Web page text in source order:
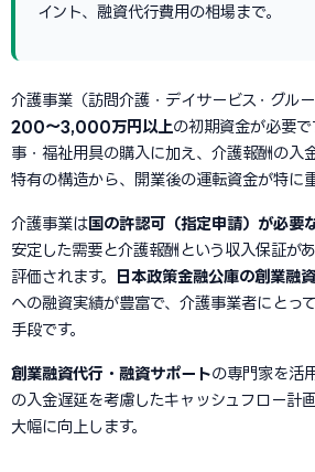
イント、融資代行費用の相場まで。
介護事業（訪問介護・デイサービス・グル
200〜3,000万円以上の初期資金が必要
事・福祉用具の購入に加え、介護報酬の入
特有の構造から、開業後の運転資金が特に重
介護事業は 国の許認可（指定申請）が必要
安定した需要と介護報酬という収入保証が
評価されます。
日本政策金融公庫の創業融資
への融資実績が豊富で、介護事業者にとっ
手段です。
創業融資代行・融資サポートの専門家を活
の入金遅延を考慮したキャッシュフロー計
大幅に向上します。